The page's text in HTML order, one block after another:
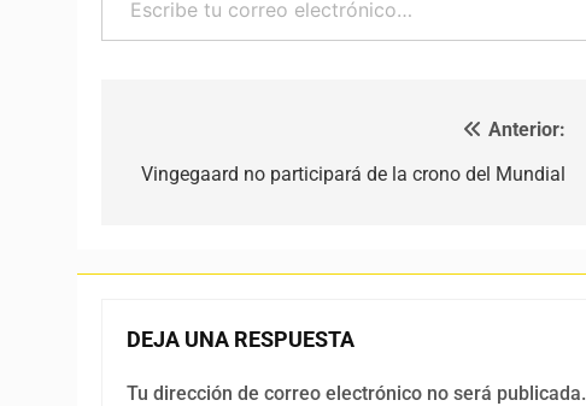
Anterior:
Vingegaard no participará de la crono del Mundial
DEJA UNA RESPUESTA
Tu dirección de correo electrónico no será publicada.